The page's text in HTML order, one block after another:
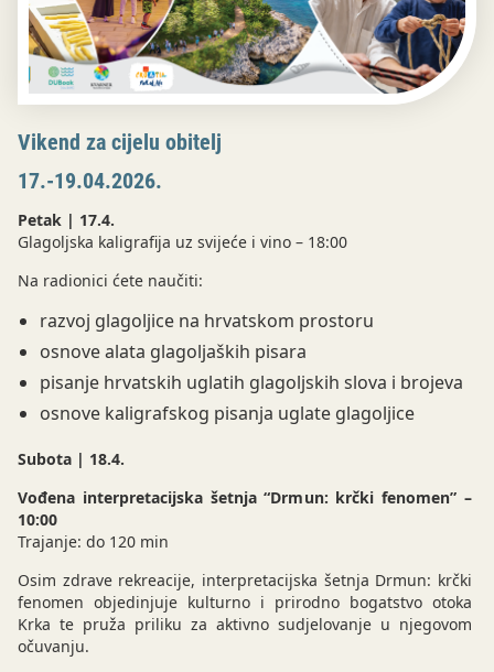
Vikend za cijelu obitelj
17.-19.04.2026.
Petak | 17.4.
Glagoljska kaligrafija uz svijeće i vino – 18:00
Na radionici ćete naučiti:
razvoj glagoljice na hrvatskom prostoru
osnove alata glagoljaških pisara
pisanje hrvatskih uglatih glagoljskih slova i brojeva
osnove kaligrafskog pisanja uglate glagoljice
Subota | 18.4.
Vođena interpretacijska šetnja “Drmun: krčki fenomen” –
10:00
Trajanje: do 120 min
Osim zdrave rekreacije, interpretacijska šetnja Drmun: krčki
fenomen objedinjuje kulturno i prirodno bogatstvo otoka
Krka te pruža priliku za aktivno sudjelovanje u njegovom
očuvanju.